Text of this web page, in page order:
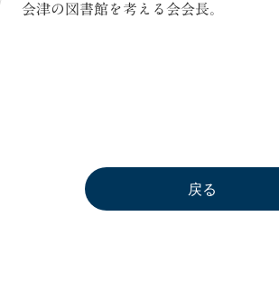
会津の図書館を考える会会長。
戻る